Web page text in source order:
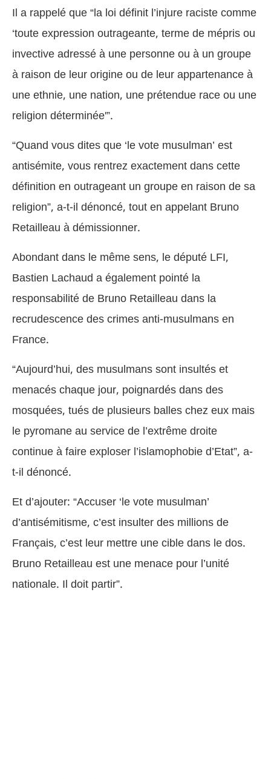
Il a rappelé que “la loi définit l’injure raciste comme
‘toute expression outrageante, terme de mépris ou
invective adressé à une personne ou à un groupe
à raison de leur origine ou de leur appartenance à
une ethnie, une nation, une prétendue race ou une
religion déterminée'”.
“Quand vous dites que ‘le vote musulman’ est
antisémite, vous rentrez exactement dans cette
définition en outrageant un groupe en raison de sa
religion”, a-t-il dénoncé, tout en appelant Bruno
Retailleau à démissionner.
Abondant dans le même sens, le député LFI,
Bastien Lachaud a également pointé la
responsabilité de Bruno Retailleau dans la
recrudescence des crimes anti-musulmans en
France.
“Aujourd’hui, des musulmans sont insultés et
menacés chaque jour, poignardés dans des
mosquées, tués de plusieurs balles chez eux mais
le pyromane au service de l’extrême droite
continue à faire exploser l’islamophobie d’Etat”, a-
t-il dénoncé.
Et d’ajouter: “Accuser ‘le vote musulman’
d’antisémitisme, c’est insulter des millions de
Français, c’est leur mettre une cible dans le dos.
Bruno Retailleau est une menace pour l’unité
nationale. Il doit partir”.